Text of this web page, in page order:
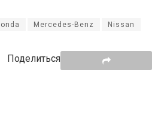
Mercedes-Benz Nissan
Поделиться